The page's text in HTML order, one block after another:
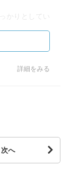
かりとしてい
、なんだかあ
の町並みの
。
詳細をみる
次へ